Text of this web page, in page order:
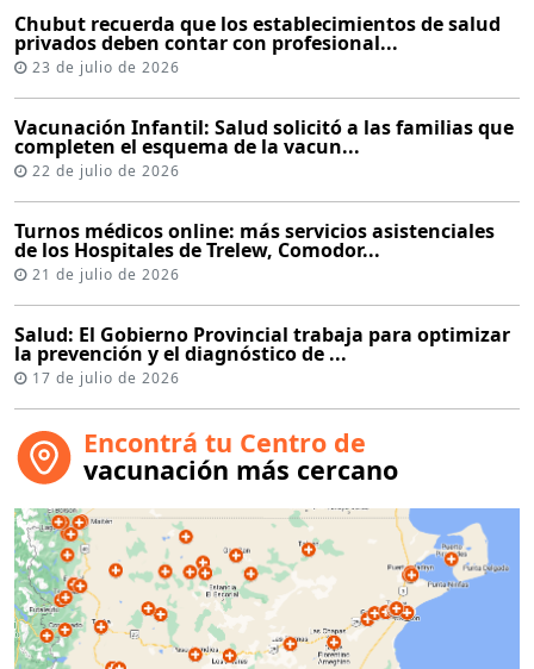
Chubut recuerda que los establecimientos de salud
privados deben contar con profesional...
23 de julio de 2026
Vacunación Infantil: Salud solicitó a las familias que
completen el esquema de la vacun...
22 de julio de 2026
Turnos médicos online: más servicios asistenciales
de los Hospitales de Trelew, Comodor...
21 de julio de 2026
Salud: El Gobierno Provincial trabaja para optimizar
la prevención y el diagnóstico de ...
17 de julio de 2026
Encontrá tu Centro de
vacunación más cercano